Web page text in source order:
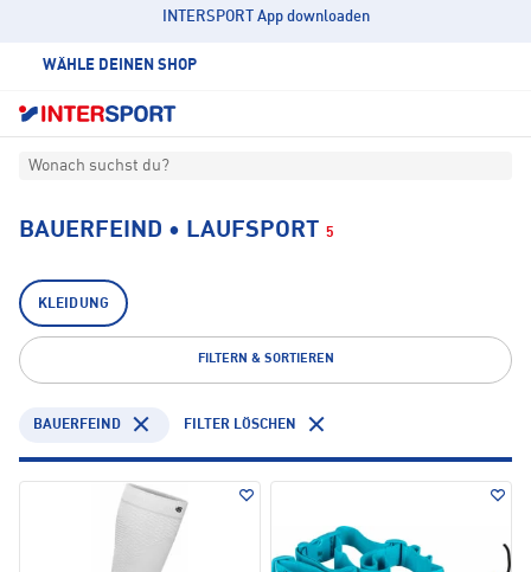
INTERSPORT App downloaden
WÄHLE DEINEN SHOP
Wonach suchst du?
BAUERFEIND • LAUFSPORT 5
KLEIDUNG
FILTERN & SORTIEREN
BAUERFEIND FILTER LÖSCHEN